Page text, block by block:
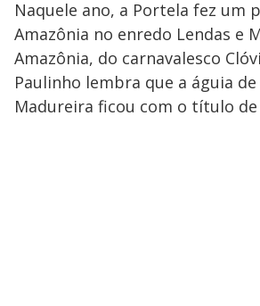
Naquele ano, a Portela fez um
Amazônia no enredo Lendas e
Amazônia, do carnavalesco
Paulinho lembra que a águia
Madureira ficou com o título de